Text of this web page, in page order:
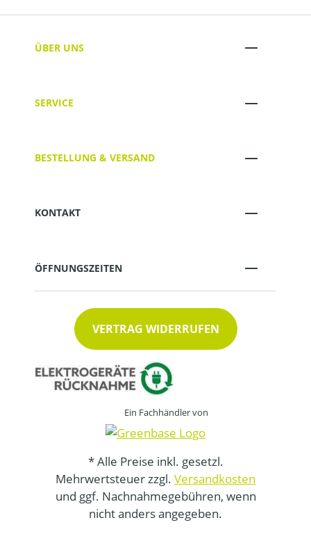
ÜBER UNS
SERVICE
BESTELLUNG & VERSAND
KONTAKT
ÖFFNUNGSZEITEN
VERTRAG WIDERRUFEN
Ein Fachhändler von
* Alle Preise inkl. gesetzl.
Mehrwertsteuer zzgl. Versandkosten
und ggf. Nachnahmegebühren, wenn
nicht anders angegeben.